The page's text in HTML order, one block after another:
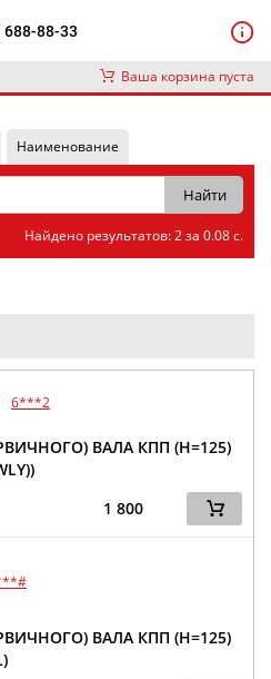
688-88-33
Ваша корзина пуста
Наименование
Найдено результатов: 2 за 0.08 с.
6***2
ВАЛА КПП (H=125)
1 800
ВАЛА КПП (H=125)